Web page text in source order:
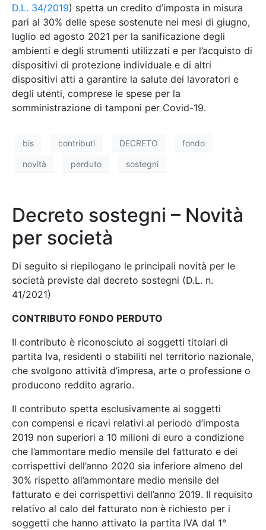
D.L. 34/2019) spetta un credito d’imposta in misura
pari al 30% delle spese sostenute nei mesi di giugno,
luglio ed agosto 2021 per la sanificazione degli
ambienti e degli strumenti utilizzati e per l’acquisto di
dispositivi di protezione individuale e di altri
dispositivi atti a garantire la salute dei lavoratori e
degli utenti, comprese le spese per la
somministrazione di tamponi per Covid-19.
bis contributi DECRETO fondo
novità perduto sostegni
Decreto sostegni – Novità
per società
Di seguito si riepilogano le principali novità per le
società previste dal decreto sostegni (D.L. n.
41/2021)
CONTRIBUTO FONDO PERDUTO
Il contributo è riconosciuto ai soggetti titolari di
partita Iva, residenti o stabiliti nel territorio nazionale,
che svolgono attività d’impresa, arte o professione o
producono reddito agrario.
Il contributo spetta esclusivamente ai soggetti
con compensi e ricavi relativi al periodo d’imposta
2019 non superiori a 10 milioni di euro a condizione
che l’ammontare medio mensile del fatturato e dei
corrispettivi dell’anno 2020 sia inferiore almeno del
30% rispetto all’ammontare medio mensile del
fatturato e dei corrispettivi dell’anno 2019. Il requisito
relativo al calo del fatturato non è richiesto per i
soggetti che hanno attivato la partita IVA dal 1°